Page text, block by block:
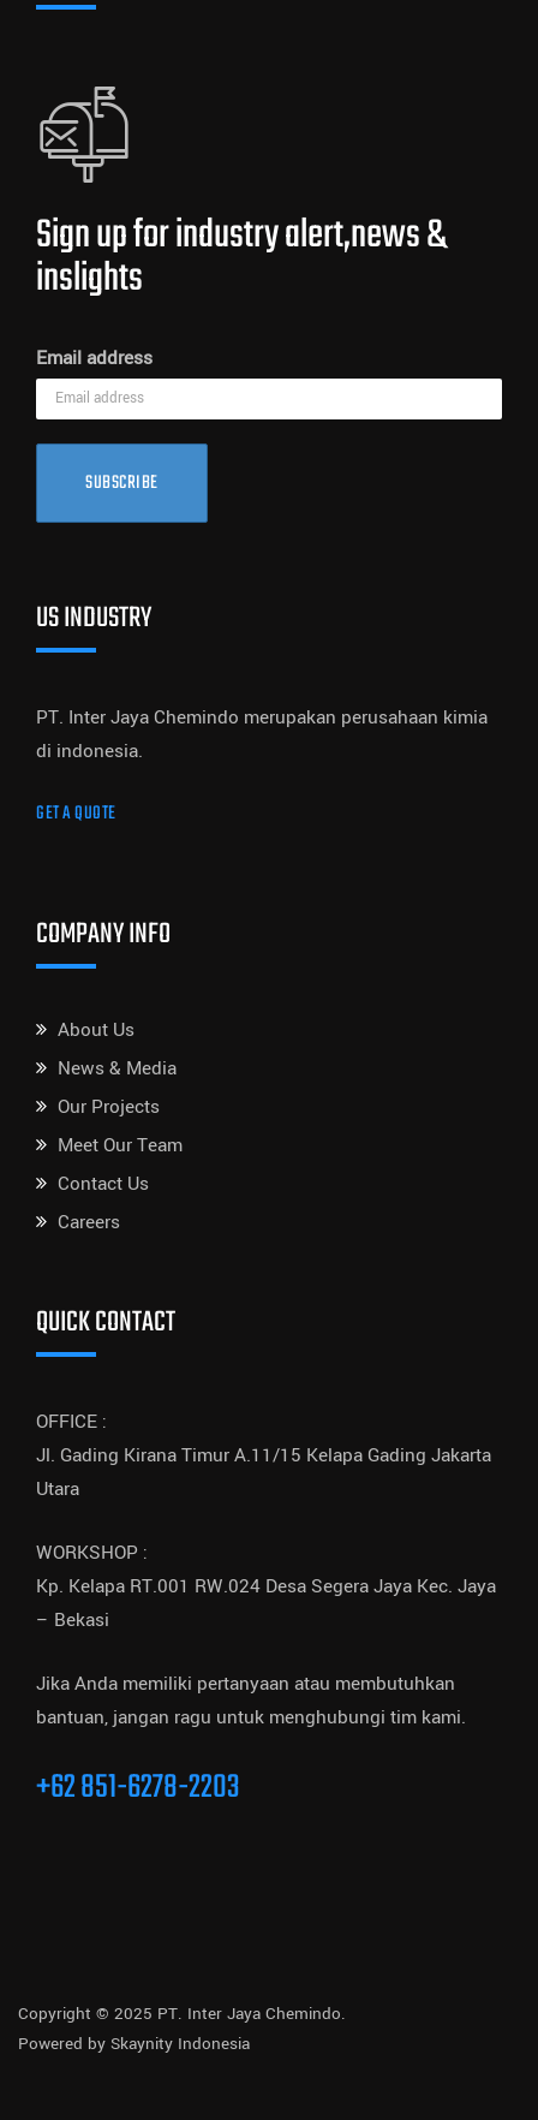
Sign up for industry alert,news &
inslights
Email address
SUBSCRIBE
US INDUSTRY
PT. Inter Jaya Chemindo merupakan perusahaan kimia
di indonesia.
GET A QUOTE
COMPANY INFO
About Us
News & Media
Our Projects
Meet Our Team
Contact Us
Careers
QUICK CONTACT
OFFICE :
Jl. Gading Kirana Timur A.11/15 Kelapa Gading Jakarta
Utara
WORKSHOP :
Kp. Kelapa RT.001 RW.024 Desa Segera Jaya Kec. Jaya
– Bekasi
Jika Anda memiliki pertanyaan atau membutuhkan
bantuan, jangan ragu untuk menghubungi tim kami.
+62 851-6278-2203
Copyright © 2025 PT. Inter Jaya Chemindo.
Powered by Skaynity Indonesia